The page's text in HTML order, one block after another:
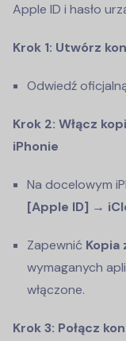
Apple ID i hasło
Krok 1: Utwórz
Odwiedź
Krok 2: Włącz
iPhonie
Na docelowym
[Apple ID] →
Zapewnić Kopia
wymaganych
włączone.
Krok 3: Połącz